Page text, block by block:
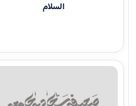
السلام